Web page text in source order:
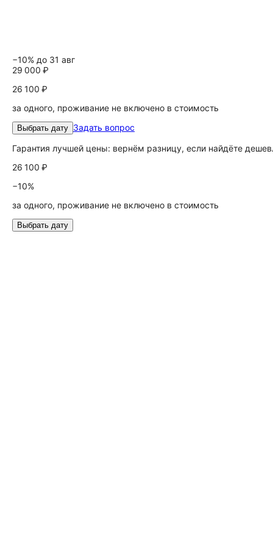
−10% до 31 авг
29 000 ₽
26 100 ₽
за одного, проживание не включено в стоимость
Выбрать дату Задать вопрос
Гарантия лучшей цены: вернём разницу, если найдёте
26 100 ₽
−10%
за одного, проживание не включено в стоимость
Выбрать дату